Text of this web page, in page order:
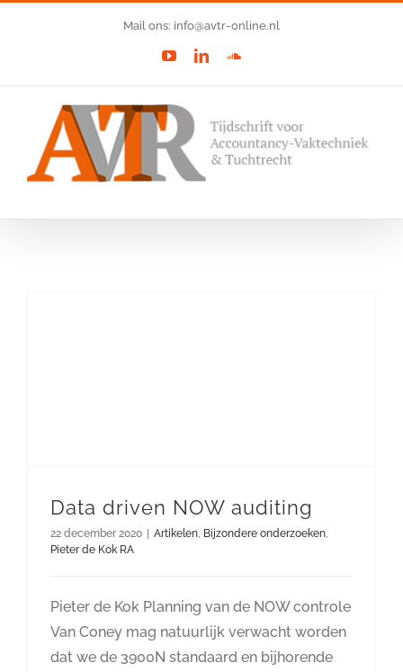
Mail ons: info@avtr-online.nl
YouTubeLinkedInSoundCloud
Data driven NOW auditing
22 december 2020 | Artikelen, Bijzondere onderzoeken,
Pieter de Kok RA
Pieter de Kok Planning van de NOW controle
Van Coney mag natuurlijk verwacht worden
dat we de 3900N standaard en bijhorende